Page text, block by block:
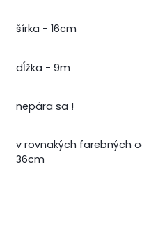
šírka - 16cm
dĺžka - 9m
nepára sa !
v rovnakých farebných
36cm